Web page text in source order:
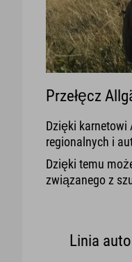
Przełęcz
Dzięki karnetowi
regionalnych i
Dzięki temu
związanego z
Linia